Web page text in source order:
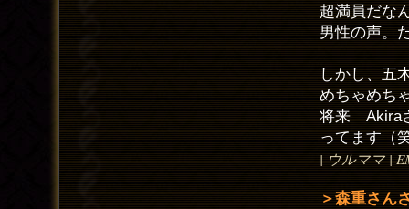
超満員だな
男性の声。
しかし、五
めちゃめち
将来 Akira
ってます（
| ウルママ |
＞森重さん